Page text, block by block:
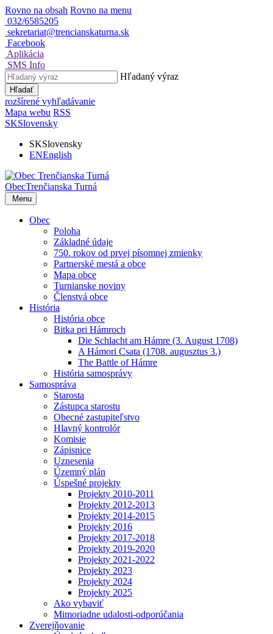
Rovno na obsah Rovno na menu
032/6585205
sekretariat@trencianskaturna.sk
Facebook
Aplikácia
SMS Info
Hľadaný výraz
Hľadať
rozšírené vyhľadávanie
Mapa webu RSS
SKSlovensky
SKSlovensky
ENEnglish
ObecTrenčianska Turná
Menu
Obec
Poloha
Základné údaje
750. rokov od prvej písomnej zmienky
Partnerské mestá a obce
Mapa obce
Turnianske noviny
Členstvá obce
História
História obce
Bitka pri Hámroch
Die Schlacht am Hámre (3. August 1708)
A Hámori Csata (1708. augusztus 3.)
The Battle of Hámre
História samosprávy
Samospráva
Starosta
Zástupca starostu
Obecné zastupiteľstvo
Hlavný kontrolór
Komisie
Zápisnice
Uznesenia
Územný plán
Úspešné projekty
Projekty 2010-2011
Projekty 2012-2013
Projekty 2014-2015
Projekty 2016
Projekty 2017-2018
Projekty 2019-2020
Projekty 2021-2022
Projekty 2023
Projekty 2024
Projekty 2025
Ako vybaviť
Mimoriadne udalosti-odporúčania
Zverejňovanie